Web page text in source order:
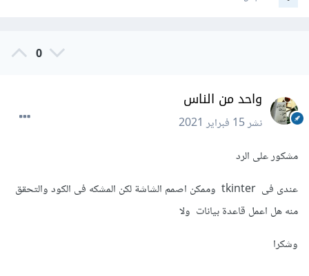
0
واحد من الناس
نشر15 فبراير 2021
مشكور على الرد
عندى فى tkinter وممكن اصمم الشاشة لكن المشكه فى الكود والتحقق
منه هل اعمل قاعدة بيانات ولا
وشكرا